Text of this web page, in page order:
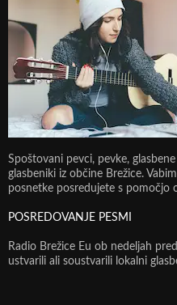
Spoštovani pevci, pevke,
glasbeniki iz občine Brežice.
posnetke posredujete s pomočjo
POSREDOVANJE PESMI
Radio Brežice Eu ob nedeljah
ustvarili ali soustvarili lokalni